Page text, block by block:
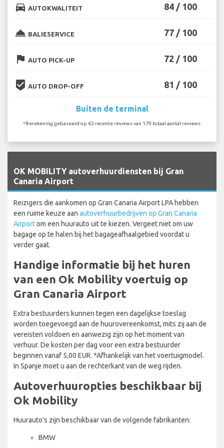
directions_car AUTOKWALITEIT 84 / 100
room_service BALIESERVICE 77 / 100
flag AUTO PICK-UP 72 / 100
beenhere AUTO DROP-OFF 81 / 100
Buiten de terminal
*Berekening gebaseerd op 63 recente reviews van 179 totaal aantal reviews.
OK MOBILITY autoverhuurdiensten bij Gran
Canaria Airport
Reizigers die aankomen op Gran Canaria Airport LPA hebben
een ruime keuze aan autoverhuurbedrijven op Gran Canaria
Airportom een huurauto uit te kiezen. Vergeet niet om uw
bagage op te halen bij het bagageafhaalgebied voordat u
verder gaat.
Handige informatie bij het huren
van een Ok Mobility voertuig op
Gran Canaria Airport
Extra bestuurders kunnen tegen een dagelijkse toeslag
worden toegevoegd aan de huurovereenkomst, mits zij aan de
vereisten voldoen en aanwezig zijn op het moment van
verhuur. De kosten per dag voor een extra bestuurder
beginnen vanaf 5,00 EUR. *Afhankelijk van het voertuigmodel.
In Spanje moet u aan de rechterkant van de weg rijden.
Autoverhuuropties beschikbaar bij
Ok Mobility
Huurauto's zijn beschikbaar van de volgende fabrikanten:
BMW